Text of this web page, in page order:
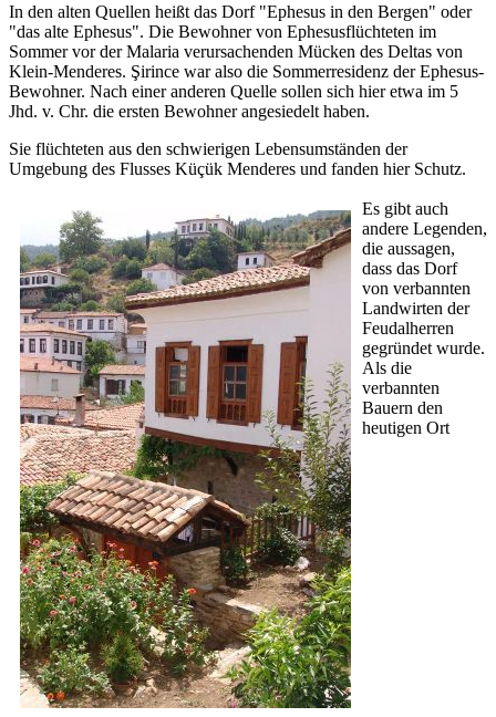
In den alten Quellen heißt das Dorf "Ephesus in den Bergen" oder
"das alte Ephesus". Die Bewohner von Ephesusflüchteten im
Sommer vor der Malaria verursachenden Mücken des Deltas von
Klein-Menderes. Şirince war also die Sommerresidenz der Ephesus-
Bewohner. Nach einer anderen Quelle sollen sich hier etwa im 5
Jhd. v. Chr. die ersten Bewohner angesiedelt haben.
Sie flüchteten aus den schwierigen Lebensumständen der
Umgebung des Flusses Küçük Menderes und fanden hier Schutz.
Es gibt auch
andere Legenden,
die aussagen,
dass das Dorf
von verbannten
Landwirten der
Feudalherren
gegründet wurde.
Als die
verbannten
Bauern den
heutigen Ort